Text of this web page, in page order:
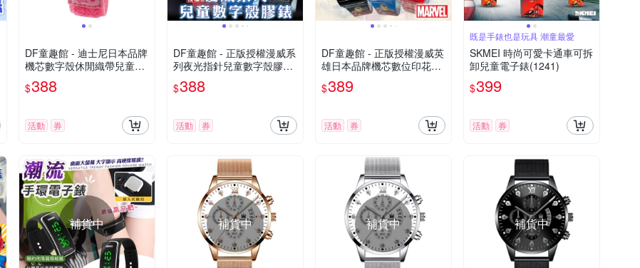
DF童趣館 - 迪士尼日本品牌
機芯數字殼休閒織帶兒童手
錶 - 多款可選
$388
活動 券
DF童趣館 - 正版授權漫威系
列夜光指針兒童數字殼膠手
錶-共5色
$388
活動 券
DF童趣館 - 正版授權漫威英
雄日本品牌機芯數位印花兒
童手錶
$389
活動 券
既是手錶也是玩具 潮童最愛
SKMEI 時尚可愛卡通車可拆
卸兒童電子錶(1241)
$399
活動 券
補貨中 補貨中 補貨中 補貨中